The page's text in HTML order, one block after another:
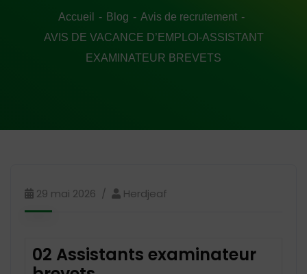
Accueil Blog
Avis de recrutement
AVIS DE VACANCE D’EMPLOI-ASSISTANT
EXAMINATEUR BREVETS
29 mai 2026 Herdjeaf
02 Assistants examinateur